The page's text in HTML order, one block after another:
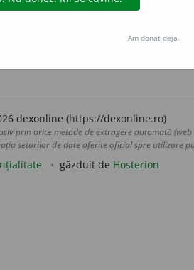
dexonline (https://dexonline.ro)
prin orice metode de extragere automată
seturilor de date oferite oficial spre utilizare
găzduit de Hosterion
Am donat deja.